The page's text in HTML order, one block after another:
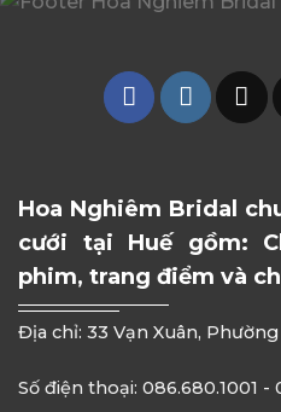
Hoa Nghiêm Bridal
cưới tại Huế gồm:
phim, trang điểm và
Địa chỉ: 33 Vạn Xuân,
Số điện thoại: 086.680.1001 -